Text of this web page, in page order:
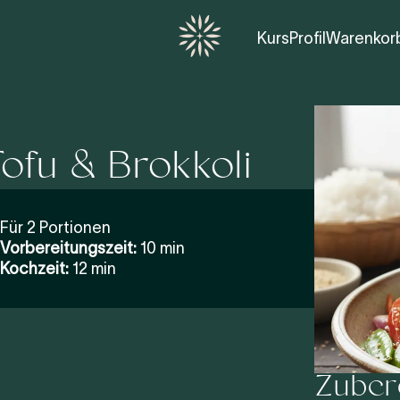
KursProfil
& Brokkoli
Für 2 Portionen
Vorbereitungszeit: 10 min
Kochzeit: 12 min